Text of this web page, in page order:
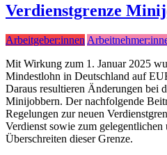
Verdienstgrenze
Arbeitgeber:innen
Mit Wirkung zum 1. Januar 2025
Mindestlohn in Deutschland auf
Daraus resultieren Änderungen bei
Minijobbern. Der nachfolgende
Regelungen zur neuen
Verdienst sowie zum gelegentlichen
Überschreiten dieser Grenze.